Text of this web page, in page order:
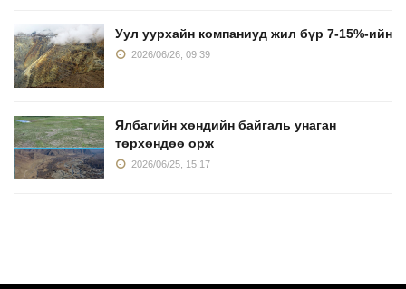
Уул уурхайн компаниуд жил бүр 7-15%-ийн
2026/06/26, 09:39
Ялбагийн хөндийн байгаль унаган
төрхөндөө орж
2026/06/25, 15:17